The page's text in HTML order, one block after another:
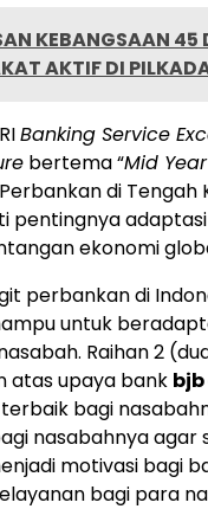
KEBANGSAAN 45
AKTIF DI
Banking Service
bertema “Mid
di
pentingnya
ekonomi
perbankan di
untuk
Raihan 2
atas upaya bank bjb
bagi
nasabahnya agar
motivasi bagi
bagi para